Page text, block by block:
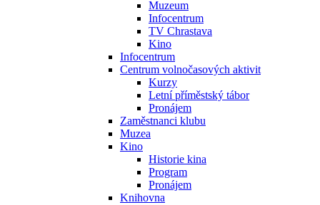
Muzeum
Infocentrum
TV Chrastava
Kino
Infocentrum
Centrum volnočasových aktivit
Kurzy
Letní příměstský tábor
Pronájem
Zaměstnanci klubu
Muzea
Kino
Historie kina
Program
Pronájem
Knihovna